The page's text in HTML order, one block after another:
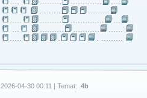
📒📒📒 📗………📕📕📕………📘
📒…..📒📗………📕…………..📘…📘
📒 …📒 📗……….📕………..📘…… 📘
📒…..📒📗📗📗.📕📕📕📘. ……… 📘
2026-04-30 00:11 | Temat: 4b